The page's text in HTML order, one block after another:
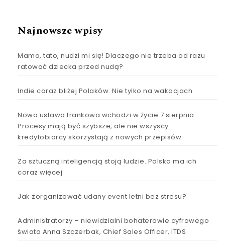
Najnowsze wpisy
Mamo, tato, nudzi mi się! Dlaczego nie trzeba od razu
ratować dziecka przed nudą?
Indie coraz bliżej Polaków. Nie tylko na wakacjach
Nowa ustawa frankowa wchodzi w życie 7 sierpnia.
Procesy mają być szybsze, ale nie wszyscy
kredytobiorcy skorzystają z nowych przepisów
Za sztuczną inteligencją stoją ludzie. Polska ma ich
coraz więcej
Jak zorganizować udany event letni bez stresu?
Administratorzy – niewidzialni bohaterowie cyfrowego
świata Anna Szczerbak, Chief Sales Officer, ITDS